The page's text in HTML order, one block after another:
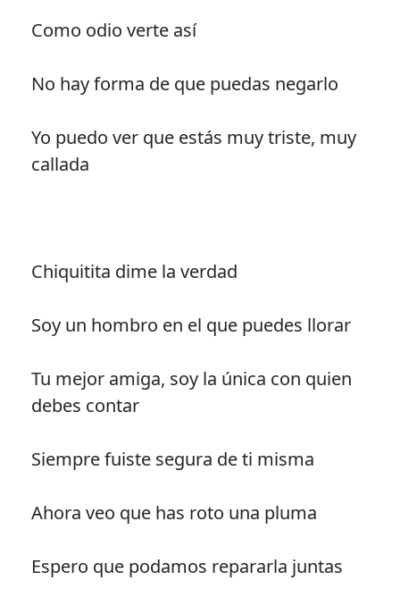
Como odio verte así
No hay forma de que puedas negarlo
Yo puedo ver que estás muy triste, muy
callada
Chiquitita dime la verdad
Soy un hombro en el que puedes llorar
Tu mejor amiga, soy la única con quien
debes contar
Siempre fuiste segura de ti misma
Ahora veo que has roto una pluma
Espero que podamos repararla juntas